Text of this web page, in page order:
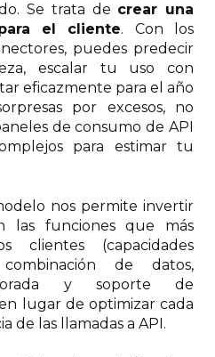
Se trata de crear una
el cliente. Con los
puedes predecir
escalar tu uso con
eficazmente para el año
por excesos, no
de consumo de API
para estimar tu
nos permite invertir
las funciones que más
clientes (capacidades
de datos,
y soporte de
lugar de optimizar cada
de las llamadas a API.